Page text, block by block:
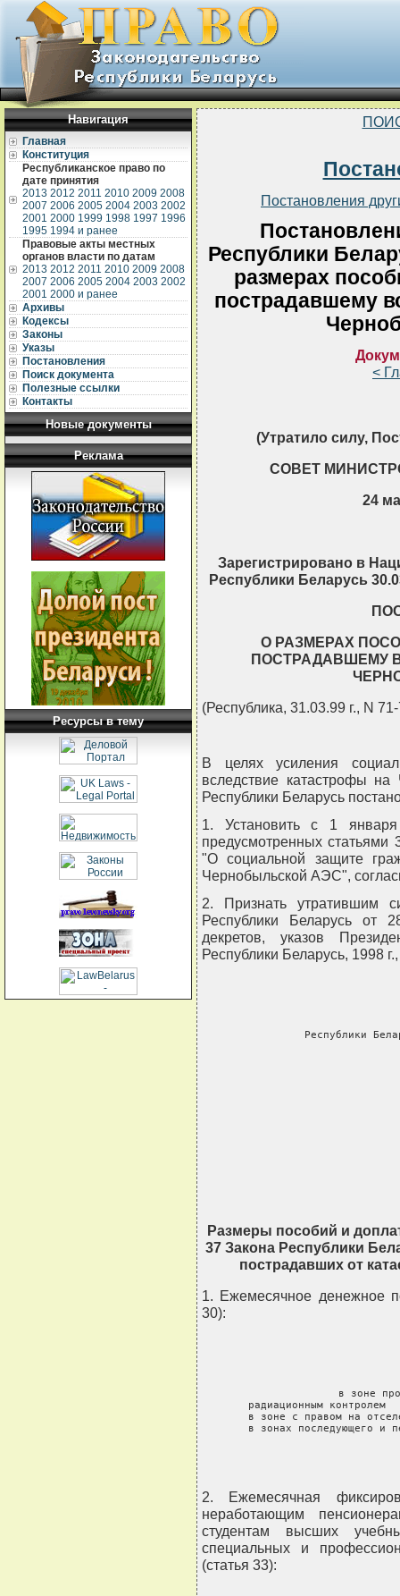
Навигация
Главная
Конституция
Республиканское право по
дате принятия
2013 2012 2011 2010 2009 2008
2007 2006 2005 2004 2003 2002
2001 2000 1999 1998 1997 1996
1995 1994 и ранее
Правовые акты местных
органов власти по датам
2013 2012 2011 2010 2009 2008
2007 2006 2005 2004 2003 2002
2001 2000 и ранее
Архивы
Кодексы
Законы
Указы
Постановления
Поиск документа
Полезные ссылки
Контакты
Новые документы
Реклама
Ресурсы в тему
Постановления
Республики
размерах
пострадавшему
<
(Утратило силу,
СОВЕТ
24
Зарегистрировано в
Республики Беларусь
О РАЗМЕРАХ
ПОСТРАДАВШЕМУ
(Республика, 31.03.99 г., N
В целях усиления
вследствие катастрофы
Республики Беларусь
1. Установить с 1
предусмотренных статьями
"О социальной защите
Чернобыльской АЭС",
2. Признать утратившим
Республики Беларусь от
декретов, указов
Республики Беларусь, 1998
Республики
Размеры пособий и
37 Закона Республики
пострадавших от
1. Ежемесячное денежное
30):
в зоне
радиационным
в зоне с правом на
в зонах последующего и
2. Ежемесячная
неработающим
студентам высших
специальных и
(статья 33):